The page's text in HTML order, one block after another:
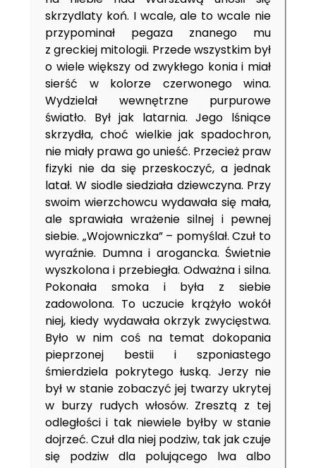
skrzydlaty koń. I wcale, ale to wcale nie
przypominał pegaza znanego mu
z greckiej mitologii. Przede wszystkim był
o wiele większy od zwykłego konia i miał
sierść w kolorze czerwonego wina.
Wydzielał wewnętrzne purpurowe
światło. Był jak latarnia. Jego lśniące
skrzydła, choć wielkie jak spadochron,
nie miały prawa go unieść. Przecież praw
fizyki nie da się przeskoczyć, a jednak
latał. W siodle siedziała dziewczyna. Przy
swoim wierzchowcu wydawała się mała,
ale sprawiała wrażenie silnej i pewnej
siebie. „Wojowniczka” – pomyślał. Czuł to
wyraźnie. Dumna i arogancka. Świetnie
wyszkolona i przebiegła. Odważna i silna.
Pokonała smoka i była z siebie
zadowolona. To uczucie krążyło wokół
niej, kiedy wydawała okrzyk zwycięstwa.
Było w nim coś na temat dokopania
pieprzonej bestii i szponiastego
śmierdziela pokrytego łuską. Jerzy nie
był w stanie zobaczyć jej twarzy ukrytej
w burzy rudych włosów. Zresztą z tej
odległości i tak niewiele byłby w stanie
dojrzeć. Czuł dla niej podziw, tak jak czuje
się podziw dla polującego lwa albo